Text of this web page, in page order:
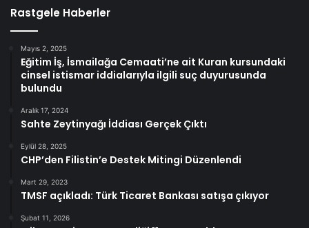
Rastgele Haberler
Mayıs 2, 2025
Eğitim İş, İsmailağa Cemaati’ne ait Kuran kursundaki
cinsel istismar iddialarıyla ilgili suç duyurusunda
bulundu
Aralık 17, 2024
Sahte Zeytinyağı İddiası Gerçek Çıktı
Eylül 28, 2025
CHP’den Filistin’e Destek Mitingi Düzenlendi
Mart 29, 2023
TMSF açıkladı: Türk Ticaret Bankası satışa çıkıyor
Şubat 11, 2026